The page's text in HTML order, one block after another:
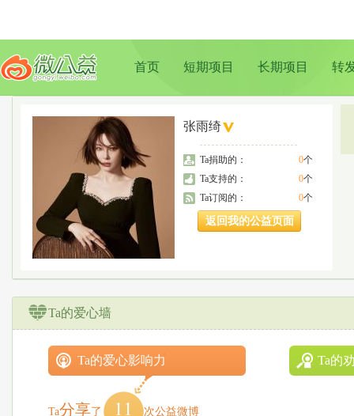
首页 短期项目 长期项目 转
张雨绮
0个
Ta捐助的：
0个
Ta支持的：
0个
Ta订阅的：
返回我的公益页面
Ta的爱心墙
Ta的爱心影响力
Ta分享了 11 次公益微博
Ta的